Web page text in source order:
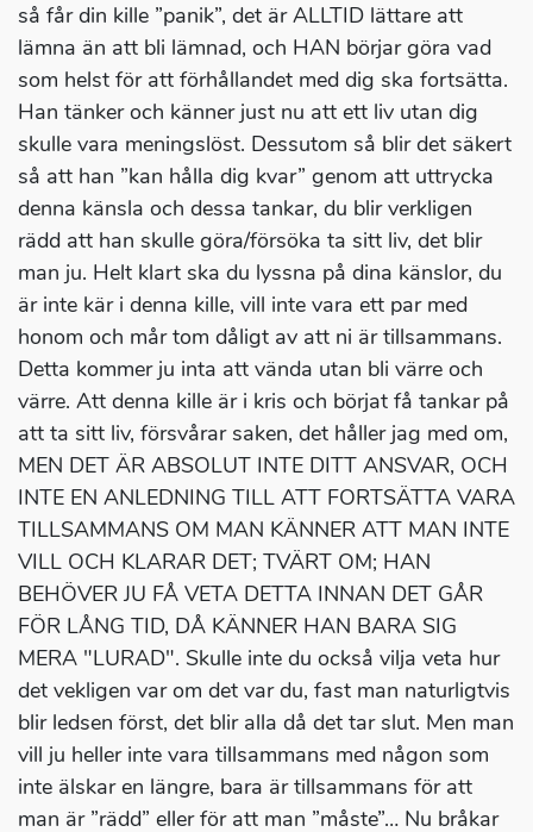
så får din kille ”panik”, det är ALLTID lättare att
lämna än att bli lämnad, och HAN börjar göra vad
som helst för att förhållandet med dig ska fortsätta.
Han tänker och känner just nu att ett liv utan dig
skulle vara meningslöst. Dessutom så blir det säkert
så att han ”kan hålla dig kvar” genom att uttrycka
denna känsla och dessa tankar, du blir verkligen
rädd att han skulle göra/försöka ta sitt liv, det blir
man ju. Helt klart ska du lyssna på dina känslor, du
är inte kär i denna kille, vill inte vara ett par med
honom och mår tom dåligt av att ni är tillsammans.
Detta kommer ju inta att vända utan bli värre och
värre. Att denna kille är i kris och börjat få tankar på
att ta sitt liv, försvårar saken, det håller jag med om,
MEN DET ÄR ABSOLUT INTE DITT ANSVAR, OCH
INTE EN ANLEDNING TILL ATT FORTSÄTTA VARA
TILLSAMMANS OM MAN KÄNNER ATT MAN INTE
VILL OCH KLARAR DET; TVÄRT OM; HAN
BEHÖVER JU FÅ VETA DETTA INNAN DET GÅR
FÖR LÅNG TID, DÅ KÄNNER HAN BARA SIG
MERA "LURAD". Skulle inte du också vilja veta hur
det vekligen var om det var du, fast man naturligtvis
blir ledsen först, det blir alla då det tar slut. Men man
vill ju heller inte vara tillsammans med någon som
inte älskar en längre, bara är tillsammans för att
man är ”rädd” eller för att man ”måste”… Nu bråkar